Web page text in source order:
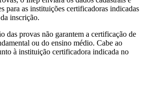
para as instituições certificadoras indicadas
inscrição.
das provas não garantem a certificação de
ou do ensino médio. Cabe ao
à instituição certificadora indicada no